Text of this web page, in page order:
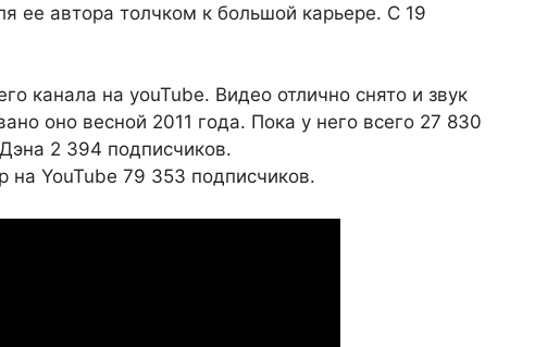
ее автора толчком к большой карьере. С 19
канала на youTube. Видео отлично снято и звук
оно весной 2011 года. Пока у него всего 27 830
2 394 подписчиков.
на YouTube 79 353 подписчиков.